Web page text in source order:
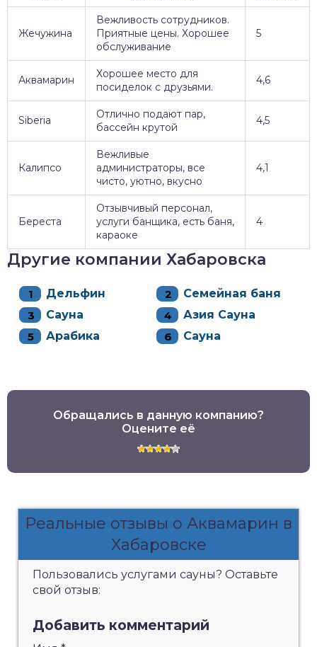
Жечужина
Вежливость сотрудников.
Приятные цены. Хорошее
обслуживание
5
Аквамарин
Хорошее место для
посиделок с друзьями.
4,6
Siberia
Отлично подают пар,
бассейн крутой
4,5
Калипсо
Вежливые
администраторы, все
чисто, уютно, вкусно
4,1
Береста
Отзывчивый персонал,
услуги банщика, есть баня,
караоке
4
Другие компании Хабаровска
Дельфин
Семейная баня
Сауна
Азия Сауна
Арабика
Сауна
Обращались в данную компанию?
Оцените её
Реальные отзывы о Аквамарин в
Хабаровске
Пользовались услугами сауны? Оставьте
свой отзыв:
Добавить комментарий